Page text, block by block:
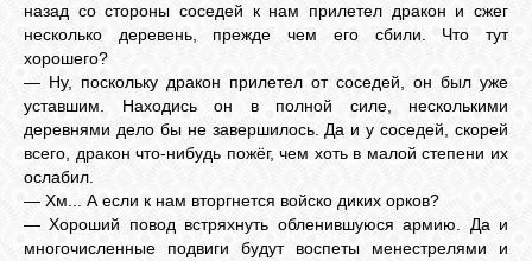
назад со стороны соседей к нам прилетел дракон и сжег
несколько деревень, прежде чем его сбили. Что тут
хорошего?
— Ну, поскольку дракон прилетел от соседей, он был уже
уставшим. Находись он в полной силе, несколькими
деревнями дело бы не завершилось. Да и у соседей, скорей
всего, дракон что-нибудь пожёг, чем хоть в малой степени их
ослабил.
— Хм... А если к нам вторгнется войско диких орков?
— Хороший повод встряхнуть обленившуюся армию. Да и
многочисленные подвиги будут воспеты менестрелями и